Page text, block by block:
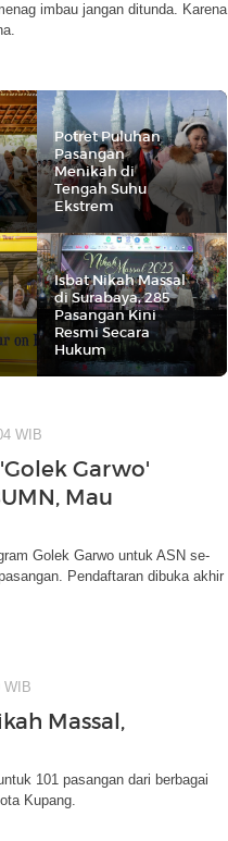
imbau jangan ditunda. Karena
Potret Puluhan
Pasangan
Menikah di
Tengah Suhu
Ekstrem
Isbat Nikah Massal
di Surabaya, 285
Pasangan Kini
Resmi Secara
Hukum
WIB
Garwo'
Mau
Golek Garwo untuk ASN se-
Pendaftaran dibuka akhir
WIB
Massal,
101 pasangan dari berbagai
Kupang.